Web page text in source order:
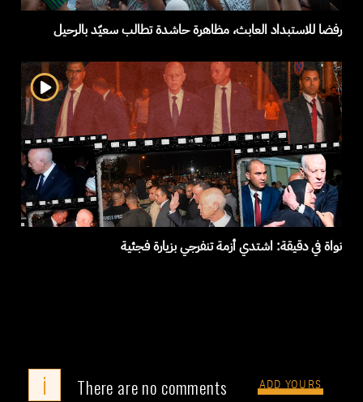
رفضا للاستبداد العابث، مظاهرة حاشدة تطالب سعيّد بالرحيل
نواة في دقيقة: اشتدي أزمة تنفرجي بزيارة فجئية
i There are no comments ADD YOURS